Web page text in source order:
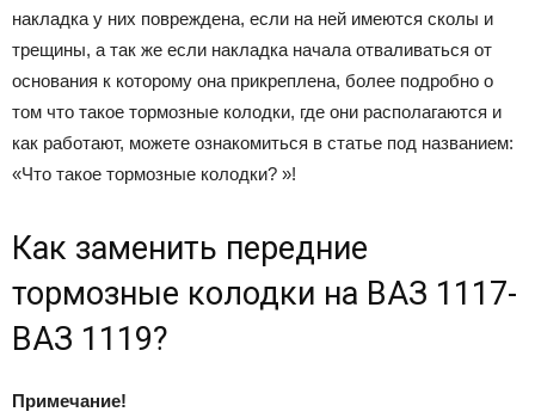
накладка у них повреждена, если на ней имеются сколы и
трещины, а так же если накладка начала отваливаться от
основания к которому она прикреплена, более подробно о
том что такое тормозные колодки, где они располагаются и
как работают, можете ознакомиться в статье под названием:
«Что такое тормозные колодки? »!
Как заменить передние
тормозные колодки на ВАЗ 1117-
ВАЗ 1119?
Примечание!